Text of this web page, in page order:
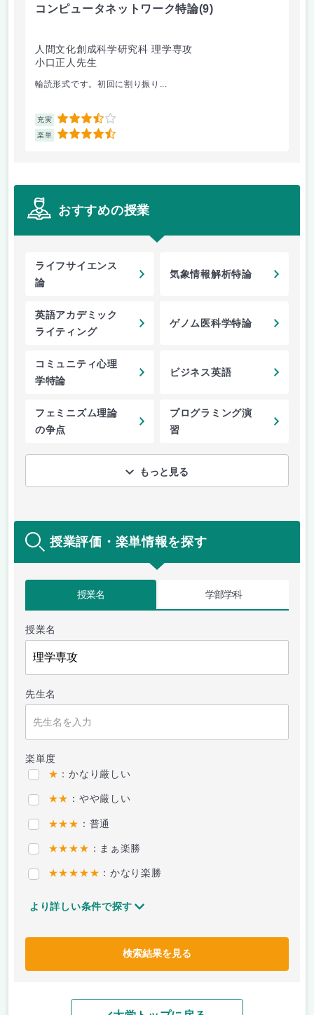
コンピュータネットワーク特論(9)
人間文化創成科学研究科 理学専攻
小口正人先生
輪読形式です。初回に割り振り...
充実 3.5
楽単 4.5
おすすめの授業
ライフサイエンス
論
気象情報解析特論
英語アカデミック
ライティング
ゲノム医科学特論
コミュニティ心理
学特論
ビジネス英語
フェミニズム理論
の争点
プログラミング演
習
もっと見る
授業評価・楽単情報を探す
授業名 学部学科
授業名
先生名
楽単度
★ ：かなり厳しい
★★ ：やや厳しい
★★★ ：普通
★★★★ ：まぁ楽勝
★★★★★ ：かなり楽勝
より詳しい条件で探す
検索結果を見る